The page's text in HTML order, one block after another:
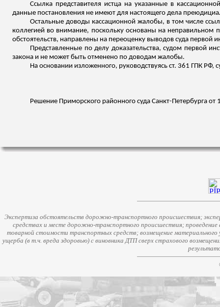
Ссылка представителя истца на указанные в
данные постановления не имеют для настоящего дела
Остальные доводы кассационной жалобы, в том числе
коллегией во внимание, поскольку основаны на
обстоятельств, направлены на переоценку выводов суда первой
Представленные по делу доказательства, судом первой
закона и не может быть отменено по доводам жалобы.
На основании изложенного, руководствуясь ст. 361 ГПК РФ,
Решение Приморского районного суда Санкт-Петербурга
Экспертиза обстоятельств дорожно-транспортного происшествия;
средствах и месте дорожно-транспортного происшествия;
товарной стоимости транспортных средств; возмещение
ущерба (в т.ч. вреда здоровью) с виновника ДТП сверх страхового